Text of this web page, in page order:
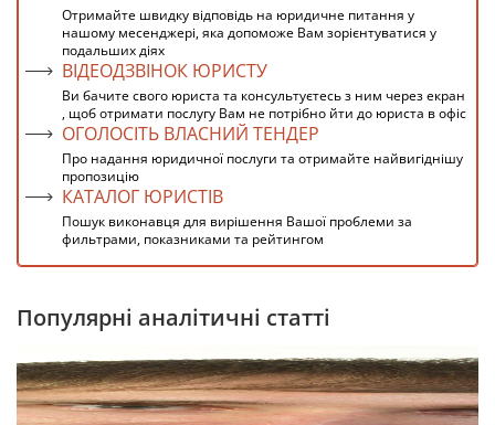
Отримайте швидку відповідь на юридичне питання у
нашому месенджері, яка допоможе Вам зорієнтуватися у
подальших діях
ВІДЕОДЗВІНОК ЮРИСТУ
Ви бачите свого юриста та консультуєтесь з ним через екран
, щоб отримати послугу Вам не потрібно йти до юриста в офіс
ОГОЛОСІТЬ ВЛАСНИЙ ТЕНДЕР
Про надання юридичної послуги та отримайте найвигіднішу
пропозицію
КАТАЛОГ ЮРИСТІВ
Пошук виконавця для вирішення Вашої проблеми за
фильтрами, показниками та рейтингом
Популярні аналітичні статті